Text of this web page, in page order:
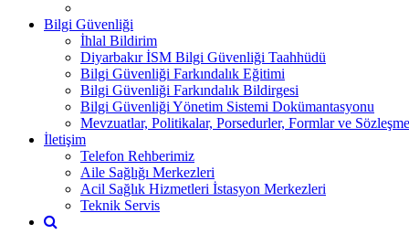
Bilgi Güvenliği
İhlal Bildirim
Diyarbakır İSM Bilgi Güvenliği Taahhüdü
Bilgi Güvenliği Farkındalık Eğitimi
Bilgi Güvenliği Farkındalık Bildirgesi
Bilgi Güvenliği Yönetim Sistemi Dokümantasyonu
Mevzuatlar, Politikalar, Porsedurler, Formlar ve
İletişim
Telefon Rehberimiz
Aile Sağlığı Merkezleri
Acil Sağlık Hizmetleri İstasyon Merkezleri
Teknik Servis